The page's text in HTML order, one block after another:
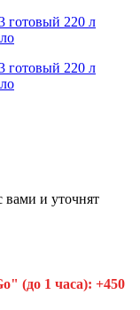
вами и уточнят
(до 1 часа): +450